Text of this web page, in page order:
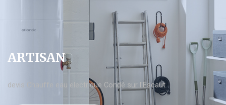
ARTISAN
devis Chauffe eau electrique Condé sur l'Escaut